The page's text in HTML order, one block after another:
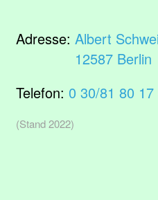
Adresse: Albert
12587 Berlin
Telefon: 0 30/81 80 17
(Stand 2022)